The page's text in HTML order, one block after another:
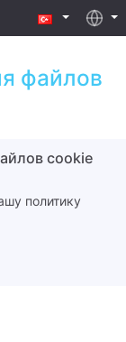
файлов
cookie
политику